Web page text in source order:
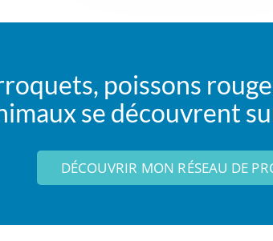
poissons
se découvrent
DÉCOUVRIR MON RÉSEAU DE